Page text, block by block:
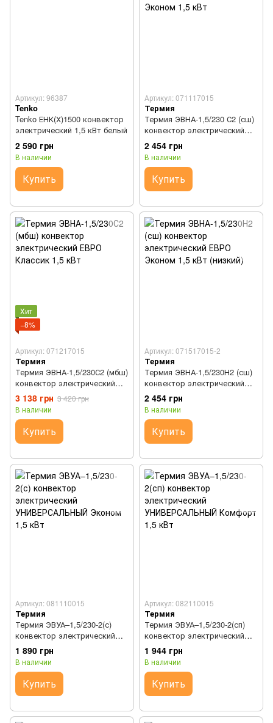
Артикул: 96387
Tenko
Tenko ЕНК(Х)1500 конвектор
электрический 1,5 кВт белый
2 590 грн
В наличии
Купить
Артикул: 071117015
Термия
Термия ЭВНА-1,5/230 С2 (сш)
конвектор электрический
ЕВРО Эконом 1,5 кВт
2 454 грн
В наличии
Купить
Хит
−8%
Артикул: 071217015
Термия
Термия ЭВНА-1,5/230С2 (мбш)
конвектор электрический
ЕВРО Классик 1,5 кВт
3 138 грн 3 420 грн
В наличии
Купить
Артикул: 071517015-2
Термия
Термия ЭВНА-1,5/230Н2 (сш)
конвектор электрический
ЕВРО Эконом 1,5 кВт (низкий)
2 454 грн
В наличии
Купить
Артикул: 081110015
Термия
Термия ЭВУА–1,5/230-2(с)
конвектор электрический
УНИВЕРСАЛЬНЫЙ Эконом 1,5
кВт
1 890 грн
В наличии
Купить
Артикул: 082110015
Термия
Термия ЭВУА–1,5/230-2(сп)
конвектор электрический
УНИВЕРСАЛЬНЫЙ Комфорт
1,5 кВт
1 944 грн
В наличии
Купить